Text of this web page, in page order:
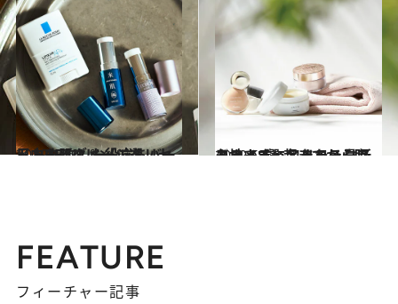
2019.4.10
日中も肌ダメージをリセットする！ お役立ちバーム＆BBクリーム6選
ビューティ＆ヘルス 2019.5.5
心地よさに包まれる最新コスメ8選 起きてから眠るまでずっとリラックス
ビューティ＆ヘルス
FEATURE
フィーチャー記事